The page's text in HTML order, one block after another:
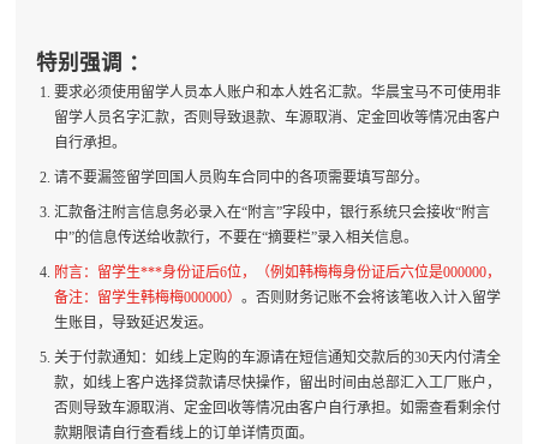
特别强调 ：
要求必须使用留学人员本人账户和本人姓名汇款。华晨宝马不可使用非
留学人员名字汇款，否则导致退款、车源取消、定金回收等情况由客户
自行承担。
请不要漏签留学回国人员购车合同中的各项需要填写部分。
汇款备注附言信息务必录入在“附言”字段中，银行系统只会接收“附言
中”的信息传送给收款行，不要在“摘要栏”录入相关信息。
附言：留学生***身份证后6位，（例如韩梅梅身份证后六位是000000，
备注：留学生韩梅梅000000） 。否则财务记账不会将该笔收入计入留学
生账目，导致延迟发运。
关于付款通知：如线上定购的车源请在短信通知交款后的30天内付清全
款，如线上客户选择贷款请尽快操作，留出时间由总部汇入工厂账户，
否则导致车源取消、定金回收等情况由客户自行承担。如需查看剩余付
款期限请自行查看线上的订单详情页面。